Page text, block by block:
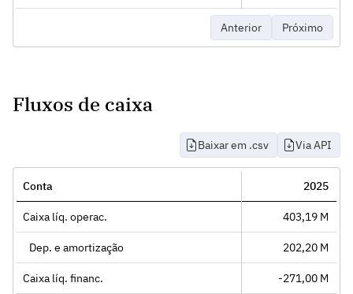
Anterior Próximo
Fluxos de caixa
Baixar em .csv Via API
Conta 2025
Caixa líq. operac. 403,19 M
Dep. e amortização 202,20 M
Caixa líq. financ. -271,00 M